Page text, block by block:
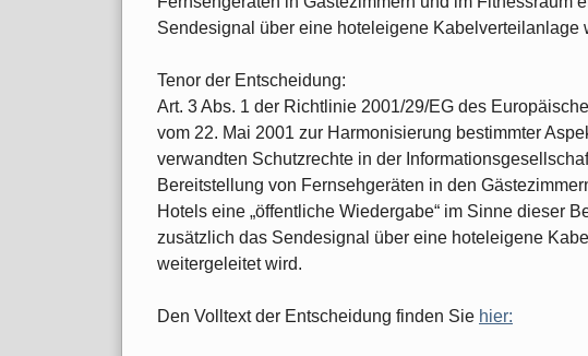
Sendesignal über eine hoteleigene Kabelverteilanlage
Tenor der Entscheidung:
Art. 3 Abs. 1 der Richtlinie 2001/29/EG des
vom 22. Mai 2001 zur Harmonisierung bestimmter
verwandten Schutzrechte in der
Bereitstellung von Fernsehgeräten in den
Hotels eine „öffentliche Wiedergabe“ im Sinne dieser
zusätzlich das Sendesignal über eine hoteleigene
weitergeleitet wird.
Den Volltext der Entscheidung finden Sie hier: